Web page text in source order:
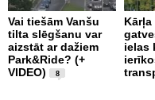
Vai tiešām Vanšu
tilta slēgšanu var
aizstāt ar dažiem
Park&Ride? (+
VIDEO)
8
Kārļa
ielas